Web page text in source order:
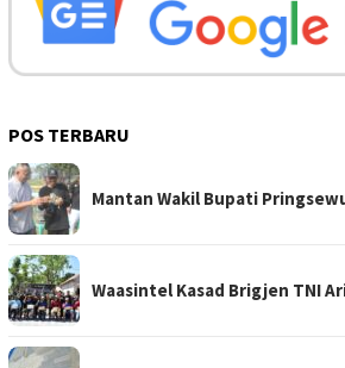
POS TERBARU
Mantan Wakil Bupati
Waasintel Kasad Brigjen TNI